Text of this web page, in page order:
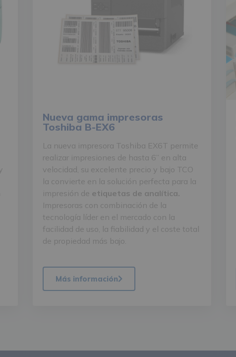
Nueva gama impresoras
Toshiba B-EX6
La nueva impresora Toshiba EX6T permite
realizar impresiones de hasta 6” en alta
velocidad, su excelente precio y bajo TCO
la convierte en la solución perfecta para la
impresión de etiquetas de analítica.
Impresoras con combinación de la
tecnología líder en el mercado con la
facilidad de uso, la fiabilidad y el coste total
de propiedad más bajo.
Más información